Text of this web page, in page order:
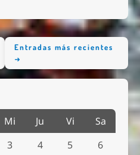
Entradas más recientes
→
Mi Ju Vi
Sa
3 4 5 6